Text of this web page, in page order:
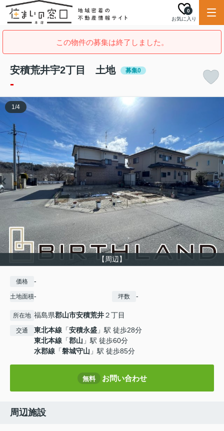
お気に入り
0
この物件の募集は終了しました。
安積荒井宇2丁目 土地 募集0
-
【周辺】
1/4
価格 -
土地面積- 坪数 -
所在地 福島県郡山市安積荒井２丁目
交通 東北本線 「安積永盛 」駅 徒歩28分
東北本線 「郡山 」駅 徒歩60分
水郡線 「磐城守山 」駅 徒歩85分
無料 お問い合わせ
周辺施設